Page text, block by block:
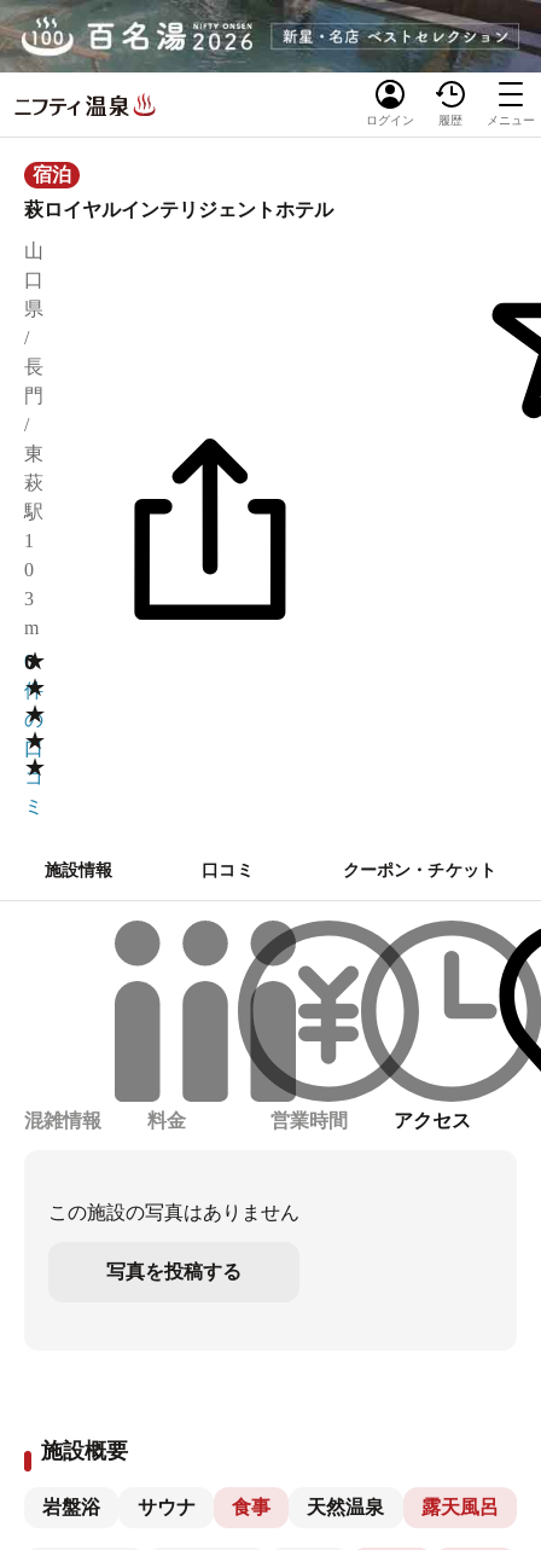
ログイン 履歴 メニュー
宿泊
萩ロイヤルインテリジェントホテル
山
口
県
/
長
門
/
東
萩
駅
1
0
3
m
★
★
★
★
★
0
0
件
の
口
コ
ミ
施設情報 口コミ クーポン・チケット
混雑情報 料金 営業時間 アクセス
この施設の写真はありません
写真を投稿する
施設概要
岩盤浴 サウナ 食事 天然温泉 露天風呂